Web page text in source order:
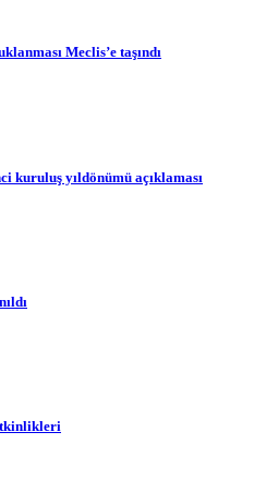
Meclis’e taşındı
kuruluş yıldönümü açıklaması